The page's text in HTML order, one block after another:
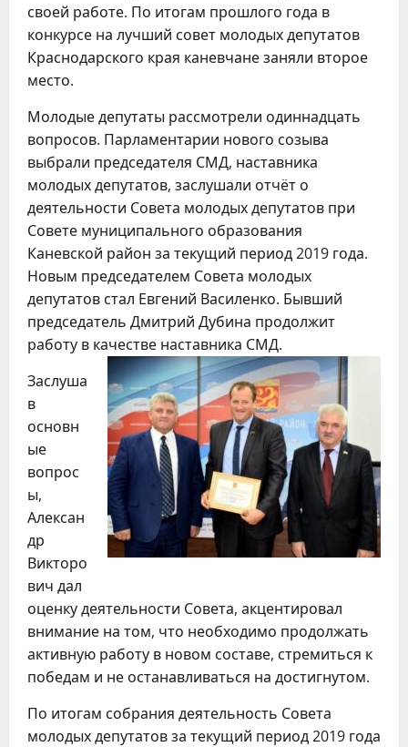
своей работе. По итогам прошлого года в
конкурсе на лучший совет молодых депутатов
Краснодарского края каневчане заняли второе
место.
Молодые депутаты рассмотрели одиннадцать
вопросов. Парламентарии нового созыва
выбрали председателя СМД, наставника
молодых депутатов, заслушали отчёт о
деятельности Совета молодых депутатов при
Совете муниципального образования
Каневской район за текущий период 2019 года.
Новым председателем Совета молодых
депутатов стал Евгений Василенко. Бывший
председатель Дмитрий Дубина продолжит
работу в качестве наставника СМД.
Заслуша
в
основн
ые
вопрос
ы,
Алексан
др
Викторо
вич дал
оценку деятельности Совета, акцентировал
внимание на том, что необходимо продолжать
активную работу в новом составе, стремиться к
победам и не останавливаться на достигнутом.
По итогам собрания деятельность Совета
молодых депутатов за текущий период 2019 года